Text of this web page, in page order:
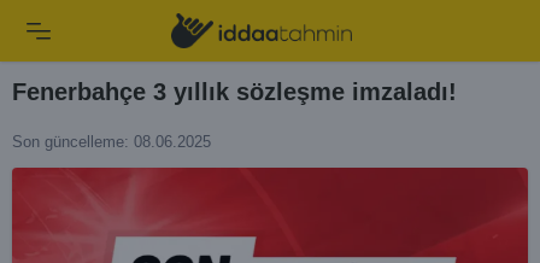
Fenerbahçe 3 yıllık sözleşme imzaladı!
Son güncelleme: 08.06.2025